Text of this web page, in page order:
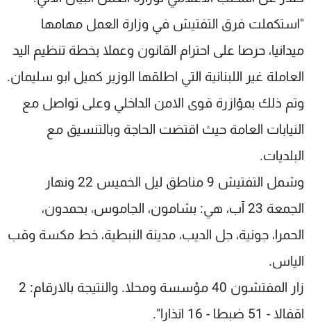
"استكملت فرق التفتيش في وزارة العمل مهامها
ميدانيا، حرصا على احترام القانون وعملا بخطة تنظيم اليد
العاملة غير اللبنانية التي اطلقها الوزير كميل ابو سليمان.
وتم ذلك بمؤازرة قوى الامن الداخلي وعلى تواصل مع
النيابات العامة حيث اقتضت الحاجة وبالتنسيق مع
البلديات.
وشمل التفتيش 9 مناطق ليل الخميس 22 ونهار
الجمعة 23 آب، هي: بشامون، الجاموس، بحمدون،
الحمرا، جونية، جل الديب، مدينة النبطية، خط مكسة وقب
الياس.
زار المفتشون 40 مؤسسة ومحلا. والنتيجة بالارقام: 2
اقفالا - 51 ضبطا - 16 انذارا".
شاهد البرامج
عن MTV
لاعلاناتكم
وظائف
شروط الإسـتخدام
سياسة الخصوصية